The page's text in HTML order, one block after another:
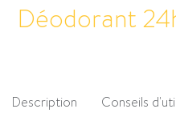
Déodorant
Description Conseils